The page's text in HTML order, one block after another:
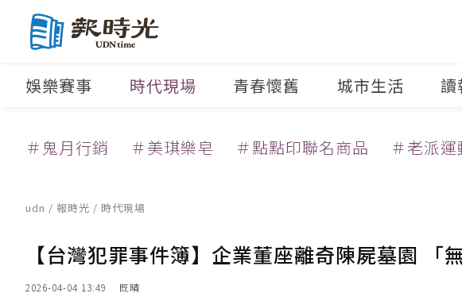
娛樂賽事 時代現場 青春懷舊 城市生活 讀
＃鬼月行銷 ＃美琪樂皂 ＃點點印聯名商品 ＃老派
udn / 報時光 / 時代現場
【台灣犯罪事件簿】企業董座離奇陳屍墓園 「
2026-04-04 13:49 既晴